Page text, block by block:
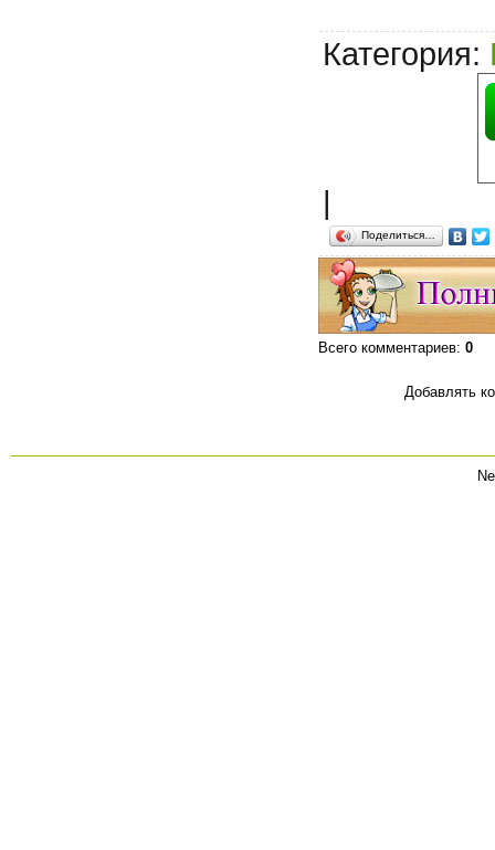
Категория:
|
Поделиться…
Всего комментариев: 0
Добавлять